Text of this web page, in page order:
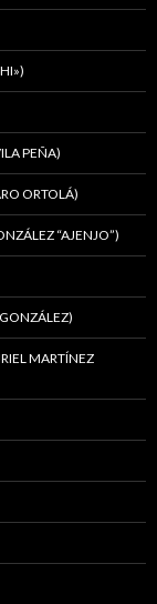
PEÑA)
ORTOLÁ)
“AJENJO”)
MARTÍNEZ